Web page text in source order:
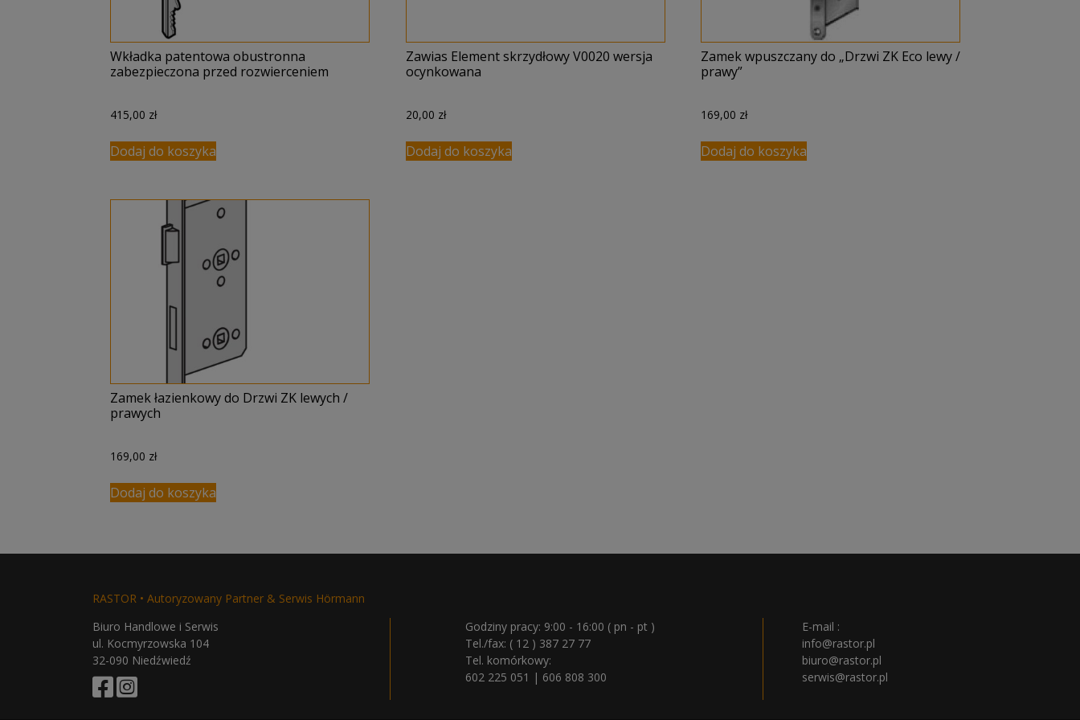
Wkładka patentowa obustronna
zabezpieczona przed rozwierceniem
415,00 zł
Dodaj do koszyka
Zawias Element skrzydłowy V0020 wersja
ocynkowana
20,00 zł
Dodaj do koszyka
Zamek wpuszczany do „Drzwi ZK Eco lewy /
prawy”
169,00 zł
Dodaj do koszyka
Zamek łazienkowy do Drzwi ZK lewych /
prawych
169,00 zł
Dodaj do koszyka
RASTOR • Autoryzowany Partner & Serwis Hörmann
Biuro Handlowe i Serwis
ul. Kocmyrzowska 104
32-090 Niedźwiedź
Godziny pracy: 9:00 - 16:00 ( pn - pt )
Tel./fax: ( 12 ) 387 27 77
Tel. komórkowy:
602 225 051 | 606 808 300
E-mail :
info@rastor.pl
biuro@rastor.pl
serwis@rastor.pl